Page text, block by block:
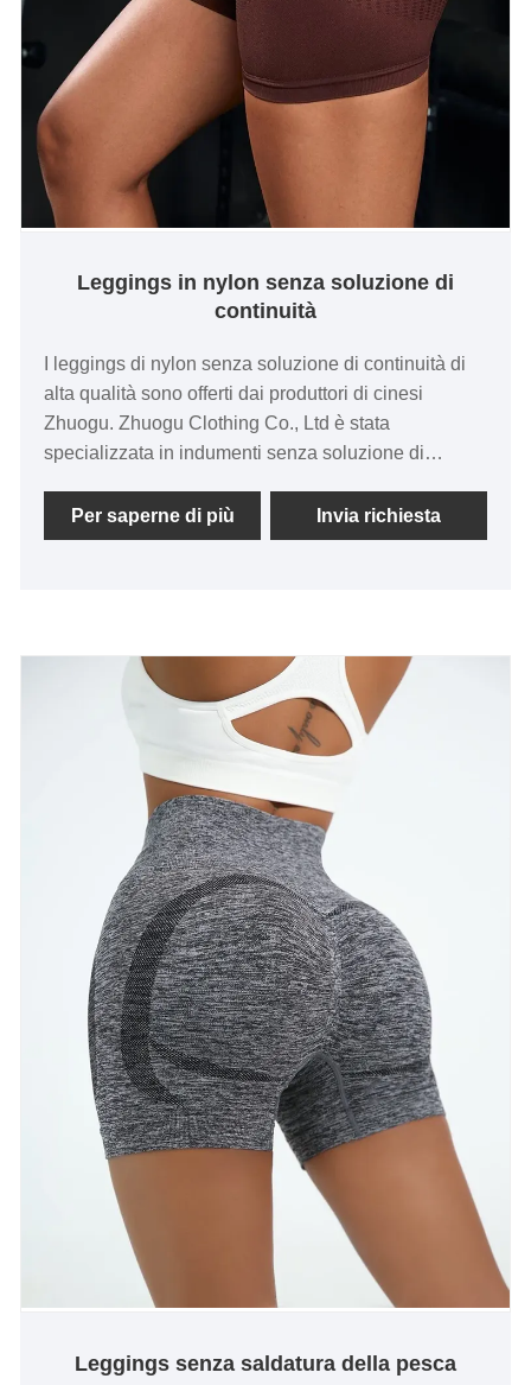
Leggings in nylon senza soluzione di
continuità
I leggings di nylon senza soluzione di continuità di
alta qualità sono offerti dai produttori di cinesi
Zhuogu. Zhuogu Clothing Co., Ltd è stata
specializzata in indumenti senza soluzione di
scopo della "qualità, alla credibilità", con metodi di
gestione scientifica, una forte forza tecnica,
di ogni estrazione della vita arrivano a visitare,
orientamenti e negoziati aziendali.
Per saperne di più Invia richiesta
Leggings senza saldatura della pesca